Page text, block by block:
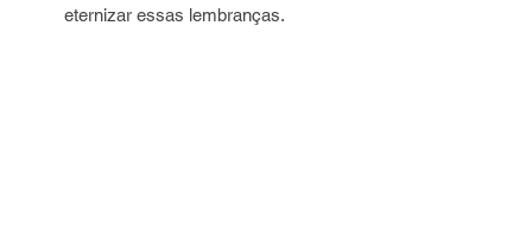
eternizar essas lembranças.